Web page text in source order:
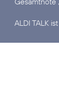
ALDI TALK